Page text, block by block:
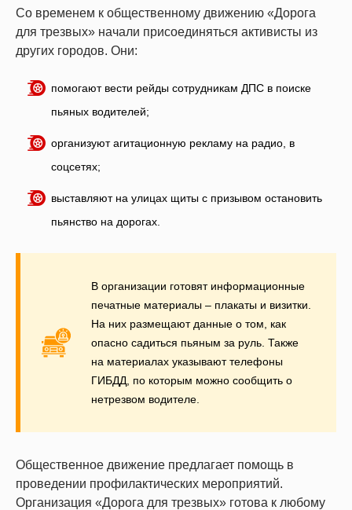
Со временем к общественному движению «Дорога
для трезвых» начали присоединяться активисты из
других городов. Они:
помогают вести рейды сотрудникам ДПС в поиске
пьяных водителей;
организуют агитационную рекламу на радио, в
соцсетях;
выставляют на улицах щиты с призывом остановить
пьянство на дорогах.
В организации готовят информационные
печатные материалы – плакаты и визитки.
На них размещают данные о том, как
опасно садиться пьяным за руль. Также
на материалах указывают телефоны
ГИБДД, по которым можно сообщить о
нетрезвом водителе.
Общественное движение предлагает помощь в
проведении профилактических мероприятий.
Организация «Дорога для трезвых» готова к любому